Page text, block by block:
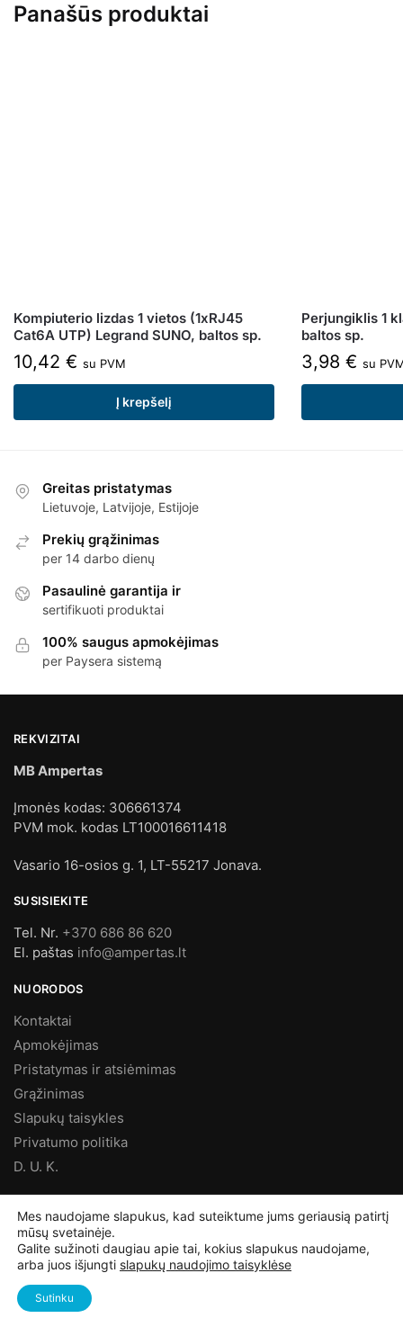
Panašūs produktai
Kompiuterio lizdas 1 vietos (1xRJ45
Cat6A UTP) Legrand SUNO, baltos sp.
10,42 € su PVM
Į krepšelį
Perjungiklis 1
baltos sp.
3,98 € su
Greitas pristatymas
Lietuvoje, Latvijoje, Estijoje
Prekių grąžinimas
per 14 darbo dienų
Pasaulinė garantija ir
sertifikuoti produktai
100% saugus apmokėjimas
per Paysera sistemą
REKVIZITAI
MB Ampertas
Įmonės kodas: 306661374
PVM mok. kodas LT100016611418
Vasario 16-osios g. 1, LT-55217 Jonava.
SUSISIEKITE
Tel. Nr. +370 686 86 620
El. paštas info@ampertas.lt
NUORODOS
Kontaktai
Apmokėjimas
Pristatymas ir atsiėmimas
Grąžinimas
Slapukų taisykles
Privatumo politika
D. U. K.
©Ampertas.lt2025, Visos teisės saugomos
Mes naudojame slapukus, kad suteiktume jums geriausią patirtį
mūsų svetainėje.
Galite sužinoti daugiau apie tai, kokius slapukus naudojame,
arba juos išjungti slapukų naudojimo taisyklėse
Sutinku